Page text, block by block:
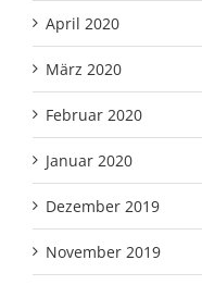
April 2020
März 2020
Februar 2020
Januar 2020
Dezember 2019
November 2019